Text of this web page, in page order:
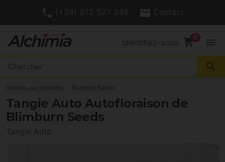
(+34) 972 527 248 Contact
Identifiez-vous shopping_cart menu
search
Graines de cannabis Blimburn Seeds
Tangie Auto Autofloraison de
Blimburn Seeds
Tangie Auto